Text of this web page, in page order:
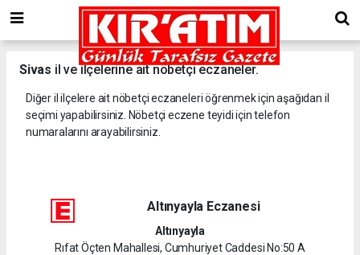
Sivas il ve ilçelerine ait nöbetçi eczaneler.
Diğer il ilçelere ait nöbetçi eczaneleri öğrenmek için aşağıdan il
seçimi yapabilirsiniz. Nöbetçi eczene teyidi için telefon
numaralarını arayabilirsiniz.
Altınyayla Eczanesi
Altınyayla
Rıfat Öçten Mahallesi, Cumhuriyet Caddesi No:50 A